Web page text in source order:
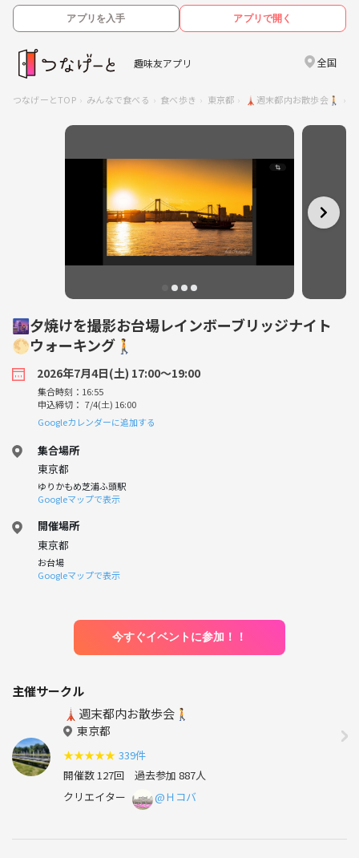
アプリを入手 アプリで開く
趣味友アプリ 全国
つなげーとTOP みんなで食べる 食べ歩き 東京都 🗼週末都内お散歩会🚶
🌆夕焼けを撮影お台場レインボーブリッジナイト
🌕ウォーキング🚶
2026年7月4日(土) 17:00〜19:00
集合時刻：16:55
申込締切： 7/4(土) 16:00
Googleカレンダーに追加する
集合場所
東京都
ゆりかもめ芝浦ふ頭駅
Googleマップで表示
開催場所
東京都
お台場
Googleマップで表示
今すぐイベントに参加！！
主催サークル
🗼週末都内お散歩会🚶
東京都
★★★★★ 339件
開催数 127回 過去参加 887人
クリエイター
@Ｈコバ